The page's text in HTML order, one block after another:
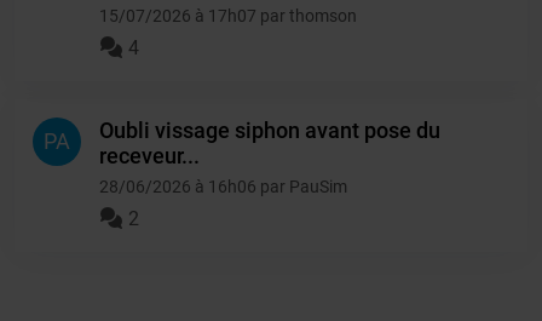
15/07/2026 à 17h07 par thomson
4
PA
Oubli vissage siphon avant pose du
receveur...
28/06/2026 à 16h06 par PauSim
2